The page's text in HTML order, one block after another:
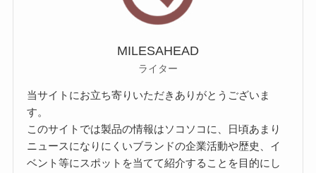
MILESAHEAD
ライター
当サイトにお立ち寄りいただきありがとうございま
す。
このサイトでは製品の情報はソコソコに、日頃あまり
ニュースになりにくいブランドの企業活動や歴史、イ
ベント等にスポットを当てて紹介することを目的にし